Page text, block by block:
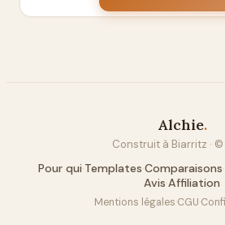
Alchie.
Construit à Biarritz · ©
Pour qui·Templates·Comparaisons·
Avis·Affiliation
Mentions légales·CGU·